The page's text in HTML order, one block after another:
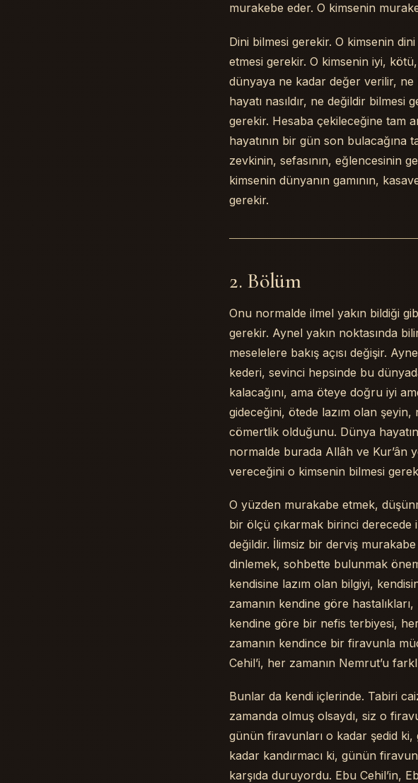
murakebe eder. O kimsenin
Dini bilmesi gerekir. O kimsenin
etmesi gerekir. O kimsenin iyi,
dünyaya ne kadar değer verilir,
hayatı nasıldır, ne değildir bilmesi
gerekir. Hesaba çekileceğine tam
hayatının bir gün son bulacağına
zevkinin, sefasının, eğlencesinin
kimsenin dünyanın gamının,
gerekir.
2. Bölüm
Onu normalde ilmel yakın bildiği
gerekir. Aynel yakın noktasında
meselelere bakış açısı değişir.
kederi, sevinci hepsinde bu
kalacağını, ama öteye doğru iyi
gideceğini, ötede lazım olan şeyin,
cömertlik olduğunu. Dünya
normalde burada Allâh ve Kur’ân
vereceğini o kimsenin bilmesi
O yüzden murakabe etmek,
bir ölçü çıkarmak birinci derecede
değildir. İlimsiz bir derviş
dinlemek, sohbette bulunmak
kendisine lazım olan bilgiyi,
zamanın kendine göre
kendine göre bir nefis terbiyesi,
zamanın kendince bir firavunla
Cehil’i, her zamanın Nemrut’u
Bunlar da kendi içlerinde. Tabiri
zamanda olmuş olsaydı, siz o
günün firavunları o kadar şedid ki,
kadar kandırmacı ki, günün
karşıda duruyordu. Ebu Cehil’in,